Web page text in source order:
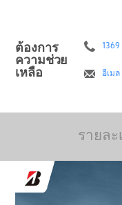
ต้องการ
ความช่วย
เหลือ
1369
อีเมล
รายละ